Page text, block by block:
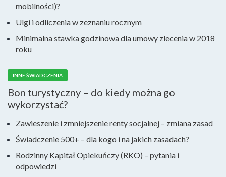
mobilności)?
Ulgi i odliczenia w zeznaniu rocznym
Minimalna stawka godzinowa dla umowy zlecenia w 2018
roku
INNE ŚWIADCZENIA
Bon turystyczny – do kiedy można go
wykorzystać?
Zawieszenie i zmniejszenie renty socjalnej – zmiana zasad
Świadczenie 500+ – dla kogo i na jakich zasadach?
Rodzinny Kapitał Opiekuńczy (RKO) – pytania i
odpowiedzi